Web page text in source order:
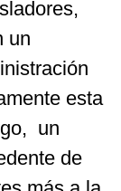
un
esta
un
de